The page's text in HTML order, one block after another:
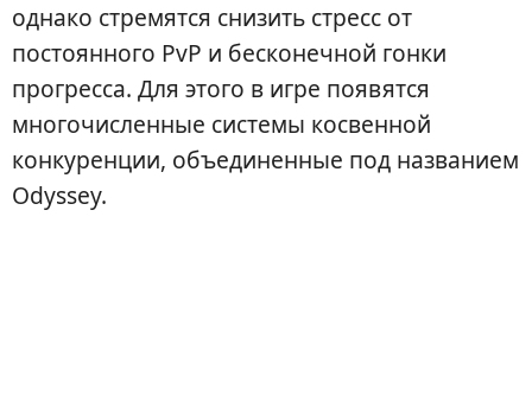
однако стремятся снизить стресс от
постоянного PvP и бесконечной гонки
прогресса. Для этого в игре появятся
многочисленные системы косвенной
конкуренции, объединенные под названием
Odyssey.